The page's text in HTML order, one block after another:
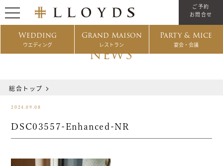
Wedding
ウエディング
Grand Maison
レストラン
Party & Mice
宴会・会議
ご予約
お問合せ
NEWS
総合トップ
2024.09.08
DSC03557-Enhanced-NR